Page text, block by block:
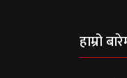
हाम्रो